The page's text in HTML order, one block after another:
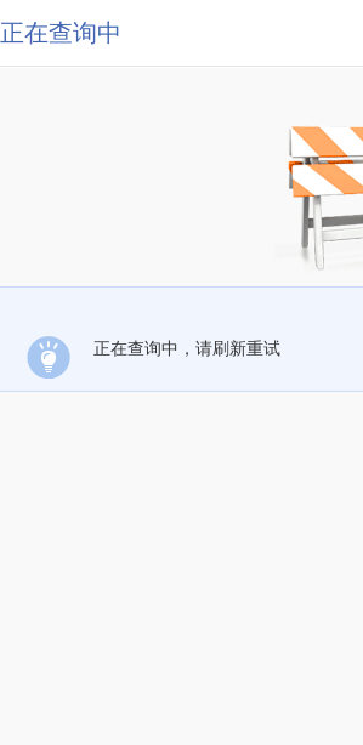
正在查询中
正在查询中，请刷新重试